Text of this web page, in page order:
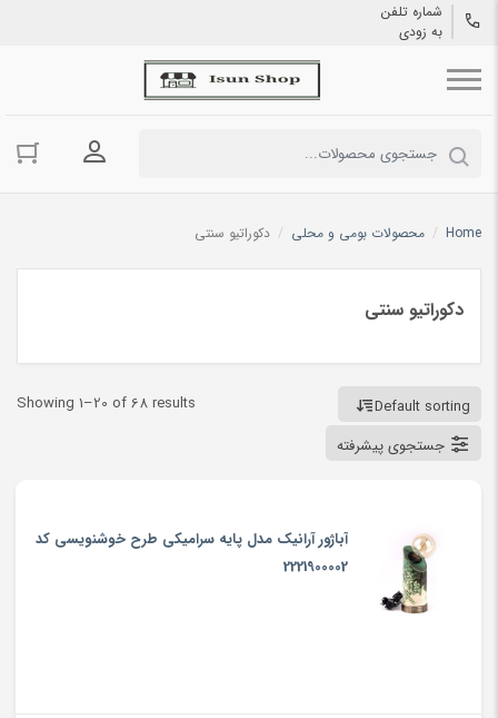
شماره تلفن
به زودی
ورود به
Home
/ محصولات بومی و محلی / دکوراتیو سنتی
دکوراتیو سنتی
Showing 1–20 of 68 results
Default sorting
جستجوی پیشرفته
آباژور آرانیک مدل پایه سرامیکی طرح خوشنویسی کد
2221900002